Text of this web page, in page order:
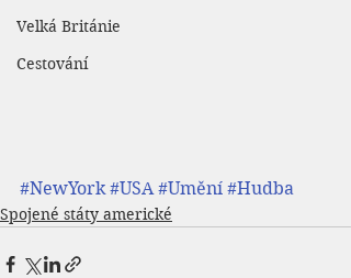
Velká Británie
Cestování
#NewYork #USA #Umění #Hudba
Spojené státy americké